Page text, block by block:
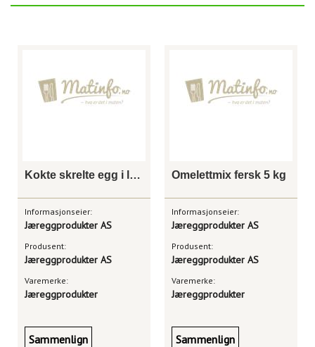
Kokte skrelte egg i lake 3,5 kg
Informasjonseier:
Jæreggprodukter AS
Produsent:
Jæreggprodukter AS
Varemerke:
Jæreggprodukter
Sammenlign
Omelettmix fersk 5 kg
Informasjonseier:
Jæreggprodukter AS
Produsent:
Jæreggprodukter AS
Varemerke:
Jæreggprodukter
Sammenlign